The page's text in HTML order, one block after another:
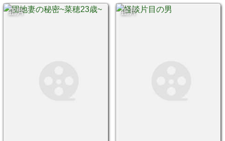
正片 正片